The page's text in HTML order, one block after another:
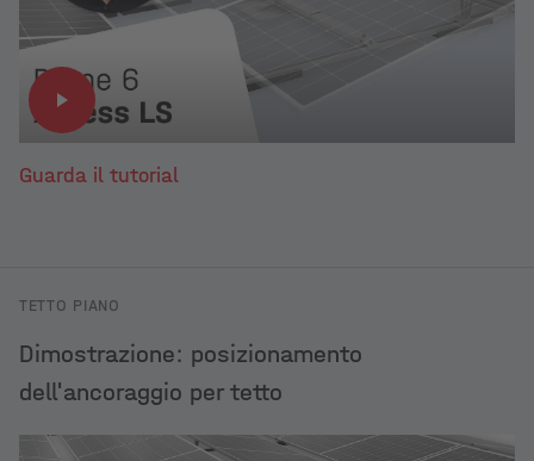
Guarda il tutorial
TETTO PIANO
Dimostrazione: posizionamento
dell'ancoraggio per tetto